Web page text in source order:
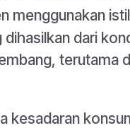
menggunakan
dari
terutama
kesadaran